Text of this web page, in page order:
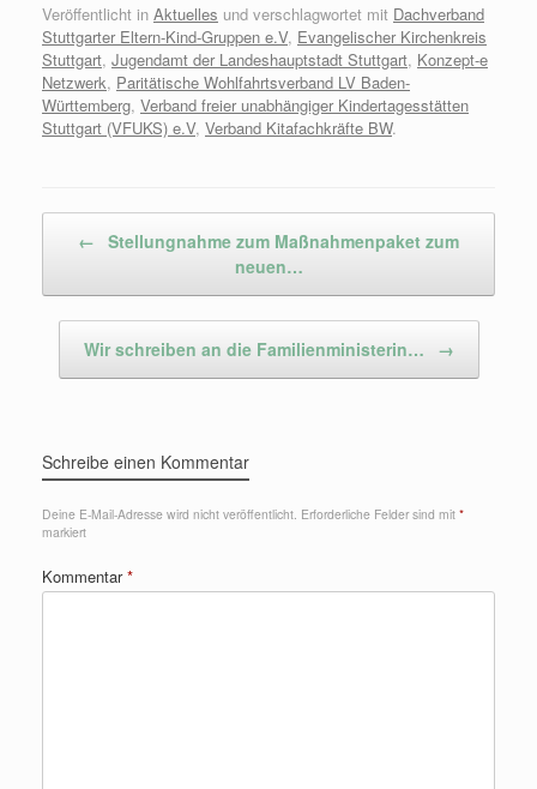
Veröffentlicht in Aktuelles und verschlagwortet mit Dachverband
Stuttgarter Eltern-Kind-Gruppen e.V, Evangelischer Kirchenkreis
Stuttgart, Jugendamt der Landeshauptstadt Stuttgart, Konzept-e
Netzwerk, Paritätische Wohlfahrtsverband LV Baden-
Württemberg, Verband freier unabhängiger Kindertagesstätten
Stuttgart (VFUKS) e.V, Verband Kitafachkräfte BW.
← Stellungnahme zum Maßnahmenpaket zum
neuen…
Wir schreiben an die Familienministerin… →
Schreibe einen Kommentar
Deine E-Mail-Adresse wird nicht veröffentlicht. Erforderliche Felder sind mit *
markiert
Kommentar*